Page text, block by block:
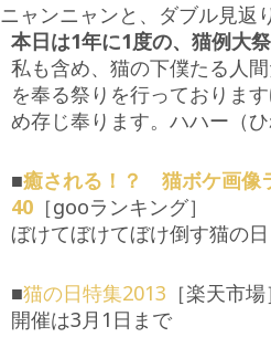
ニャンニャンと、ダブル見返
本日は1年に1度の、猫例大祭
私も含め、猫の下僕たる人
を奉る祭りを行っておりま
め存じ奉ります。ハハー（ひ
■癒される！？ 猫ボケ画像
40 ［gooランキング］
ぼけてぼけてぼけ倒す猫の日
■猫の日特集2013 ［楽天市場］
開催は3月1日まで